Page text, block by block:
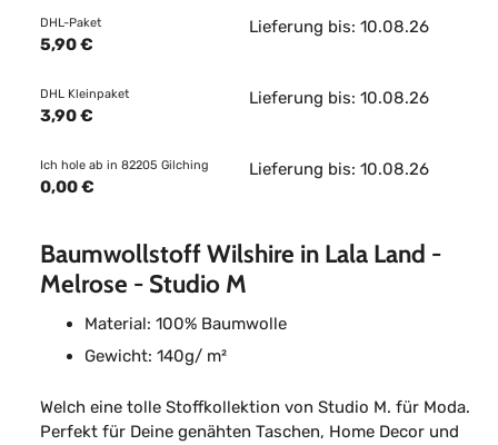
DHL-Paket
5,90 €
Lieferung bis: 10.08.26
DHL Kleinpaket
3,90 €
Lieferung bis: 10.08.26
Ich hole ab in 82205 Gilching
0,00 €
Lieferung bis: 10.08.26
Baumwollstoff Wilshire in Lala Land -
Melrose - Studio M
Material: 100% Baumwolle
Gewicht: 140g/ m²
Welch eine tolle Stoffkollektion von Studio M. für Moda.
Perfekt für Deine genähten Taschen, Home Decor und